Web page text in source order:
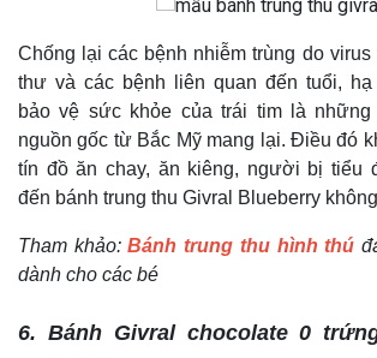
Chống lại các bệnh nhiễm trùng do virus
thư và các bệnh liên quan đến tuổi, hạ
bảo vệ sức khỏe của trái tim là
nguồn gốc từ Bắc Mỹ mang lại. Điều đó
tín đồ ăn chay, ăn kiêng, người bị tiểu
đến bánh trung thu Givral Blueberry
Tham khảo:Bánh trung thu hình thú
dành cho các bé
6. BánhGivral chocolate 0